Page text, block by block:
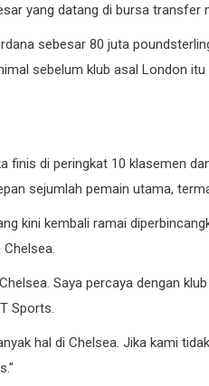
yang datang di bursa transfer
sebesar 80 juta
sebelum klub asal London
finis di peringkat 10 klasemen
sejumlah pemain utama,
kini kembali ramai
Saya percaya dengan
Sports.
hal di Chelsea. Jika kami